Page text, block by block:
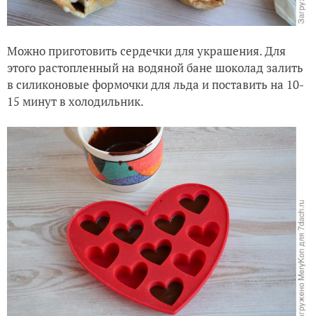
Можно приготовить сердечки для украшения. Для
этого растопленный на водяной бане шоколад залить
в силиконовые формочки для льда и поставить на 10-
15 минут в холодильник.